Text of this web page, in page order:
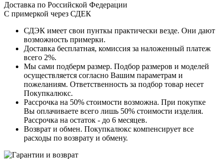
Доставка по Российской Федерации
С примеркой через СДЕК
СДЭК имеет свои пунткы практически везде. Они дают
возможность примерки.
Доставка бесплатная, комиссия за наложенный платеж
всего 2%.
Мы сами подберм размер. Подбор размеров и моделей
осуществляется согласно Вашим параметрам и
пожеланиям. Ответственность за подбор товар несет
Покупкалюкс.
Рассрочка на 50% стоимости возможна. При покупке
Вы оплачиваете всего лишь 50% стоимости изделия.
Рассрочка на остаток - до 6 месяцев.
Возврат и обмен. Покупкалюкс компенсирует все
расходы по возврату и обмену.